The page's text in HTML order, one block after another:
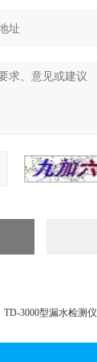
TD-3000型漏水检测仪